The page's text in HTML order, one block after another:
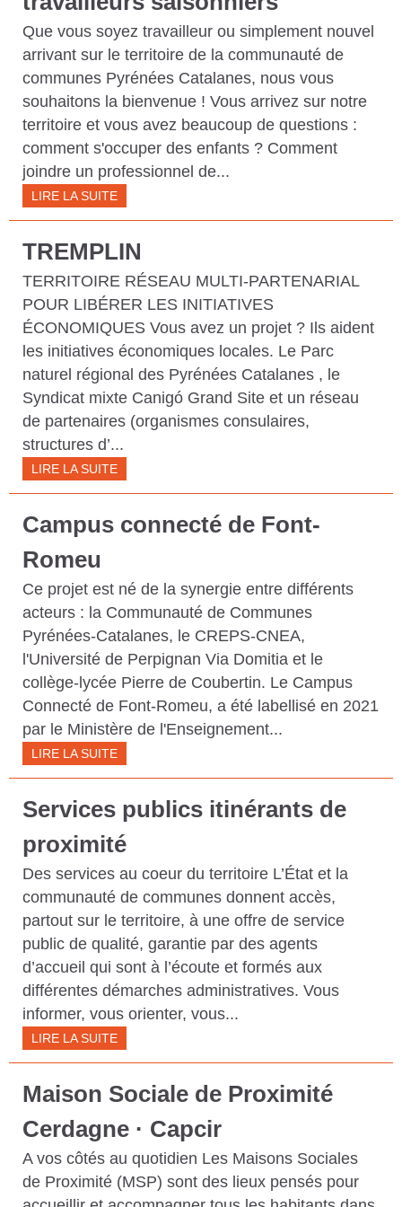
M
M
Que vous soyez travailleur ou simplement nouvel
arrivant sur le territoire de la communauté de
communes Pyrénées Catalanes, nous vous
souhaitons la bienvenue ! Vous arrivez sur notre
territoire et vous avez beaucoup de questions :
comment s'occuper des enfants ? Comment
joindre un professionnel de...
LIRE LA SUITE
TREMPLIN
TERRITOIRE RÉSEAU MULTI-PARTENARIAL
POUR LIBÉRER LES INITIATIVES
ÉCONOMIQUES Vous avez un projet ? Ils aident
les initiatives économiques locales. Le Parc
naturel régional des Pyrénées Catalanes , le
Syndicat mixte Canigó Grand Site et un réseau
de partenaires (organismes consulaires,
structures d’...
LIRE LA SUITE
Campus connecté de Font-
Romeu
Ce projet est né de la synergie entre différents
acteurs : la Communauté de Communes
Pyrénées-Catalanes, le CREPS-CNEA,
l'Université de Perpignan Via Domitia et le
collège-lycée Pierre de Coubertin. Le Campus
Connecté de Font-Romeu, a été labellisé en 2021
par le Ministère de l'Enseignement...
LIRE LA SUITE
Services publics itinérants de
proximité
Des services au coeur du territoire L’État et la
communauté de communes donnent accès,
partout sur le territoire, à une offre de service
public de qualité, garantie par des agents
d’accueil qui sont à l’écoute et formés aux
différentes démarches administratives. Vous
informer, vous orienter, vous...
LIRE LA SUITE
Maison Sociale de Proximité
Cerdagne · Capcir
A vos côtés au quotidien Les Maisons Sociales
de Proximité (MSP) sont des lieux pensés pour